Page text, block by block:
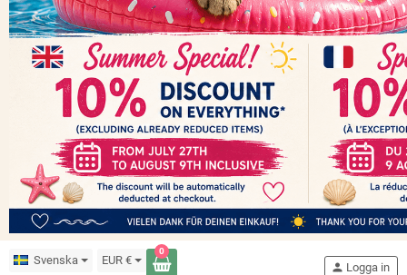
Svenska EUR €
0
person Logga in